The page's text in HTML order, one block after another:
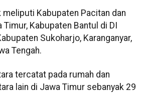
meliputi Kabupaten Pacitan dan
Kabupaten Bantul di DI
Sukoharjo, Karanganyar,
Tengah.
tercatat pada rumah dan
lain di Jawa Timur sebanyak 29